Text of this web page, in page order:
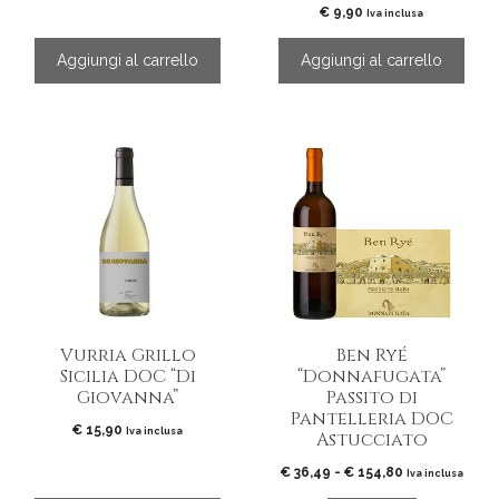
Aggiungi al carrello
€ 9,90 Iva inclusa
Aggiungi al carrello
Vurria Grillo
Sicilia DOC “Di
Giovanna”
€ 15,90 Iva inclusa
Ben Ryé
“Donnafugata”
Passito di
Pantelleria DOC
Astucciato
€36,49 - €154,80Fascia
Iva inclusa
Questo
prodotto
più
varianti.
possono
nella
del